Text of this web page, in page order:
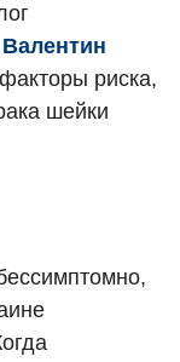
Валентин
риска,
шейки